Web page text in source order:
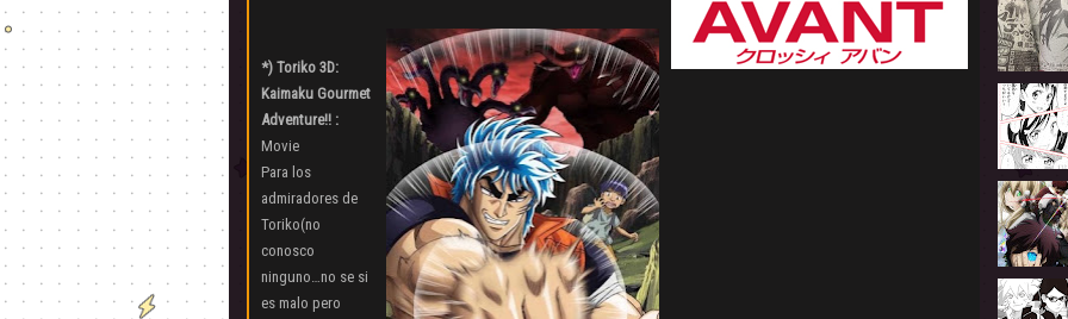
*) Toriko 3D:
Kaimaku Gourmet
Adventure!! :
Movie
Para los
admiradores de
Toriko(no
conosco
ninguno…no se si
es malo pero